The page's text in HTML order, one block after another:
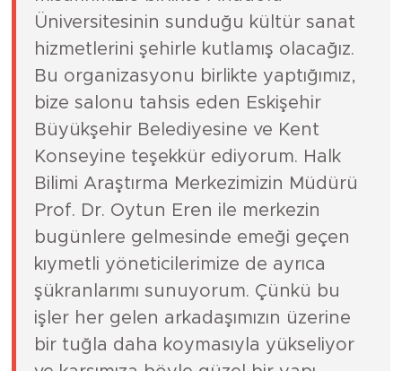
Üniversitesinin sunduğu kültür sanat
hizmetlerini şehirle kutlamış olacağız.
Bu organizasyonu birlikte yaptığımız,
bize salonu tahsis eden Eskişehir
Büyükşehir Belediyesine ve Kent
Konseyine teşekkür ediyorum. Halk
Bilimi Araştırma Merkezimizin Müdürü
Prof. Dr. Oytun Eren ile merkezin
bugünlere gelmesinde emeği geçen
kıymetli yöneticilerimize de ayrıca
şükranlarımı sunuyorum. Çünkü bu
işler her gelen arkadaşımızın üzerine
bir tuğla daha koymasıyla yükseliyor